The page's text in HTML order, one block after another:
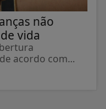
não
vida
acordo com...